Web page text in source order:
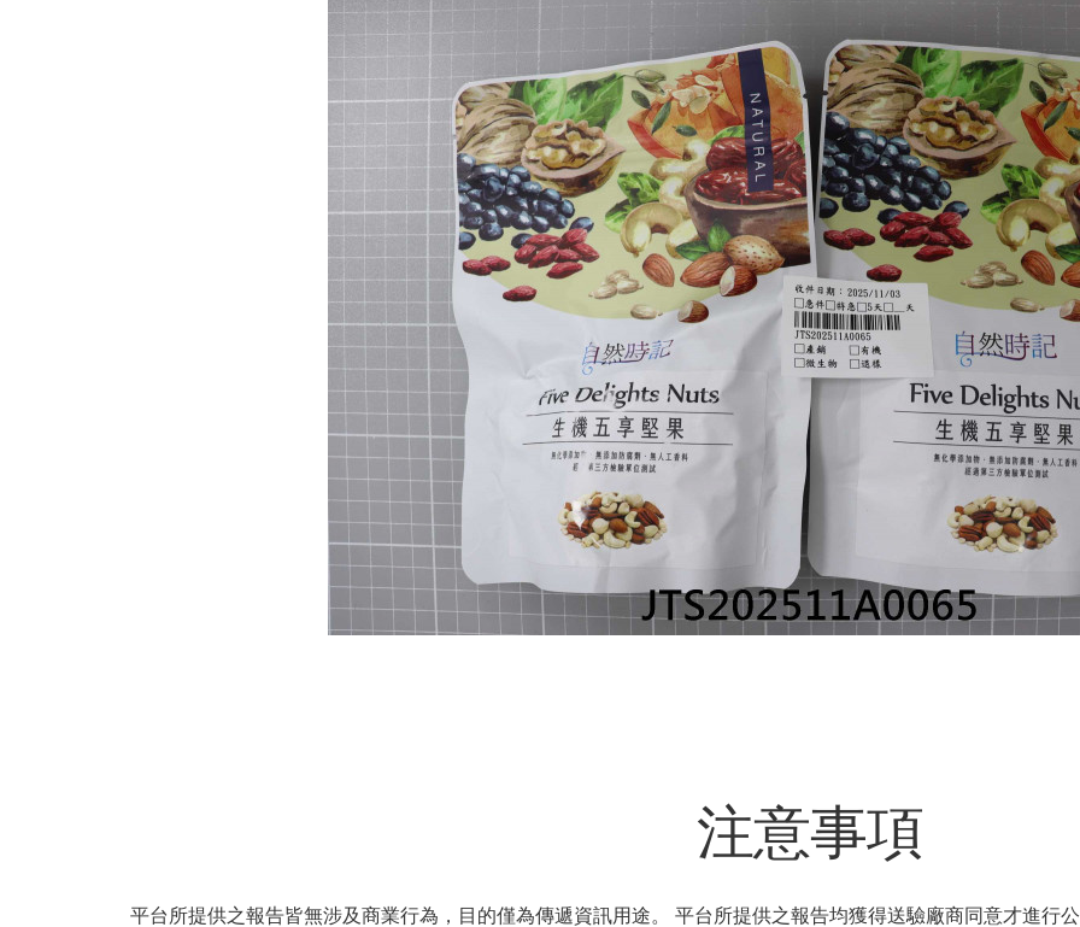
注意事項
平台所提供之報告皆無涉及商業行為，目的僅為傳遞資訊用途。 平台所提供之報告均獲得送驗廠商同意才進行